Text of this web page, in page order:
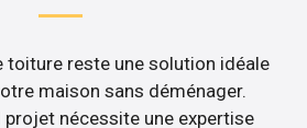
toiture reste une solution idéale
maison sans déménager.
nécessite une expertise